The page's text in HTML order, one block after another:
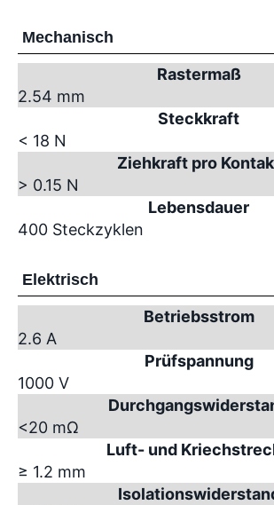
Mechanisch
Rastermaß
2.54 mm
Steckkraft
< 18 N
Ziehkraft pro
> 0.15 N
Lebensdauer
400 Steckzyklen
Elektrisch
Betriebsstrom
2.6 A
Prüfspannung
1000 V
<20 mΩ
Luft- und
≥ 1.2 mm